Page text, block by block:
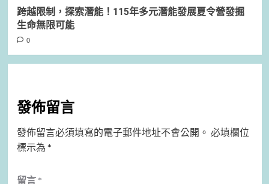
跨越限制，探索潛能！115年多元潛能發展夏令營發掘
生命無限可能
0
發佈留言
發佈留言必須填寫的電子郵件地址不會公開。 必填欄位
標示為 *
留言 *